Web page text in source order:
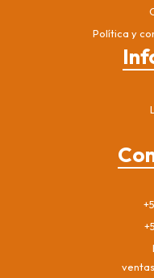
Política y